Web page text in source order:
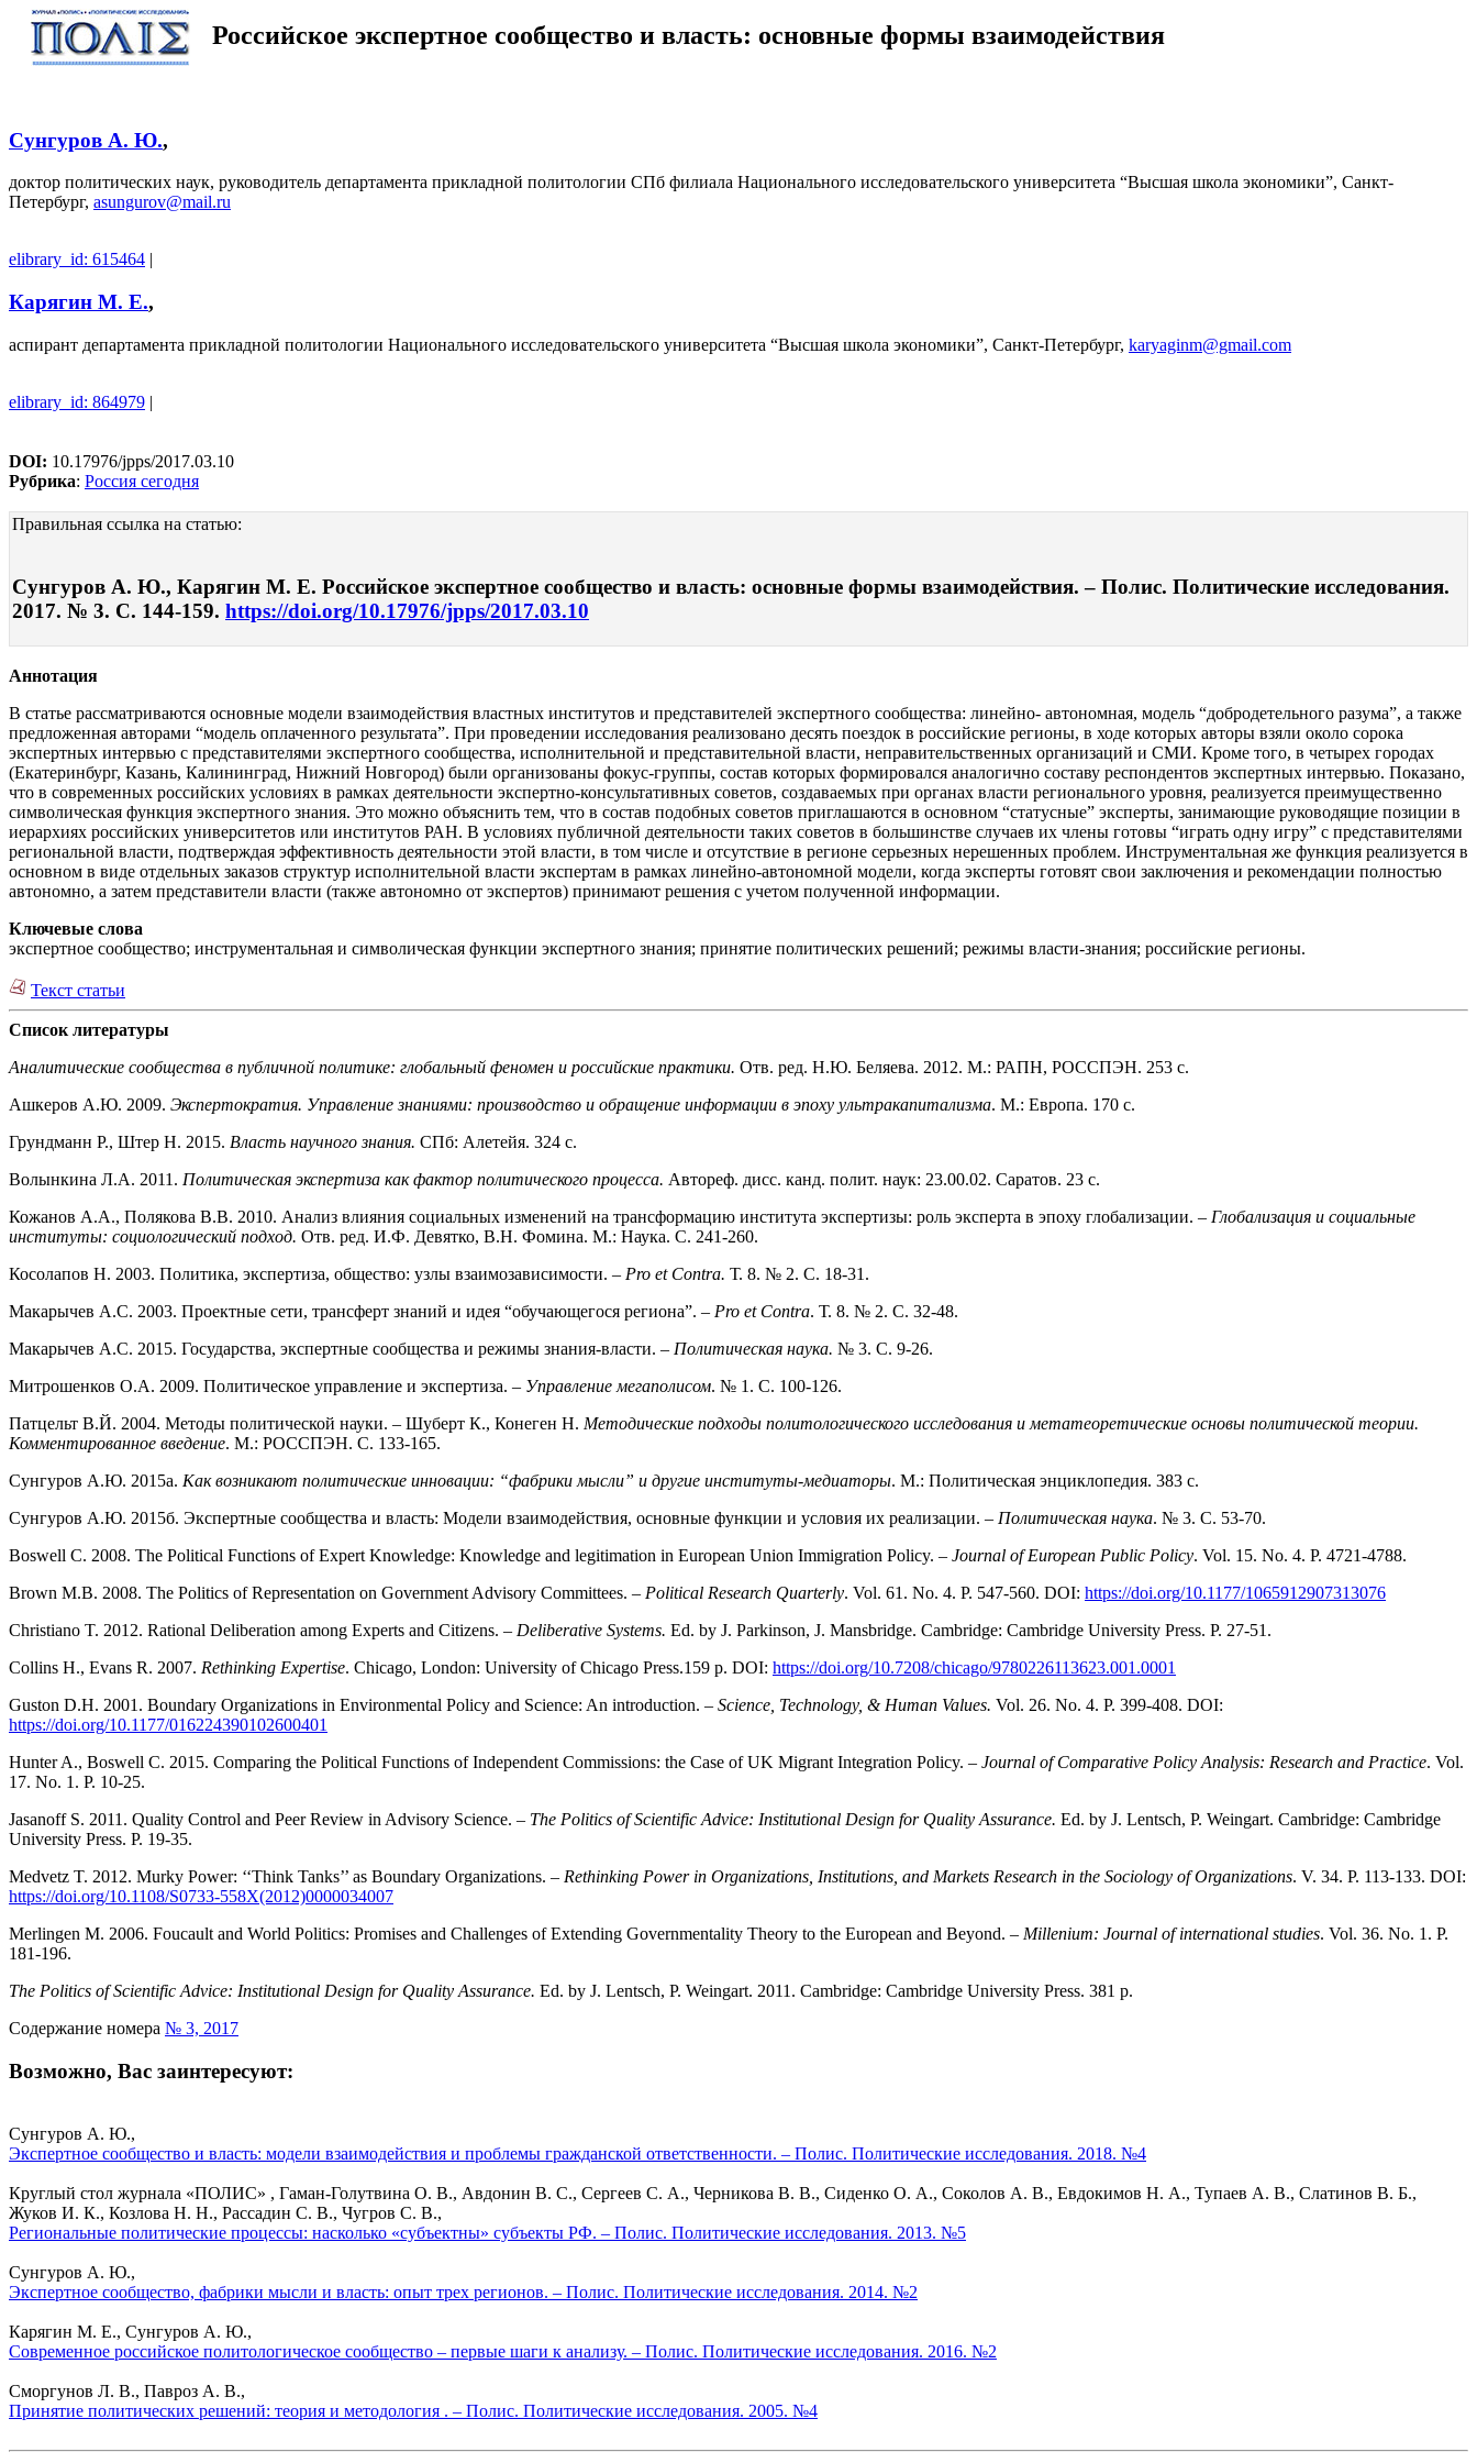
Российское экспертное сообщество и власть: основные формы взаимодействия
Сунгуров А. Ю.,
доктор политических наук, руководитель департамента прикладной политологии СПб филиала Национального исследовательского университета “Высшая школа экономики”, Санкт-
Петербург, asungurov@mail.ru
elibrary_id: 615464 |
Карягин М. Е.,
аспирант департамента прикладной политологии Национального исследовательского университета “Высшая школа экономики”, Санкт-Петербург, karyaginm@gmail.com
elibrary_id: 864979 |
DOI: 10.17976/jpps/2017.03.10
Рубрика: Россия сегодня
Правильная ссылка на статью:
Сунгуров А. Ю., Карягин М. Е. Российское экспертное сообщество и власть: основные формы взаимодействия. – Полис. Политические исследования.
2017. № 3. С. 144-159. https://doi.org/10.17976/jpps/2017.03.10
Аннотация
В статье рассматриваются основные модели взаимодействия властных институтов и представителей экспертного сообщества: линейно- автономная, модель “добродетельного разума”, а также
предложенная авторами “модель оплаченного результата”. При проведении исследования реализовано десять поездок в российские регионы, в ходе которых авторы взяли около сорока
экспертных интервью с представителями экспертного сообщества, исполнительной и представительной власти, неправительственных организаций и СМИ. Кроме того, в четырех городах
(Екатеринбург, Казань, Калининград, Нижний Новгород) были организованы фокус-группы, состав которых формировался аналогично составу респондентов экспертных интервью. Показано,
что в современных российских условиях в рамках деятельности экспертно-консультативных советов, создаваемых при органах власти регионального уровня, реализуется преимущественно
символическая функция экспертного знания. Это можно объяснить тем, что в состав подобных советов приглашаются в основном “статусные” эксперты, занимающие руководящие позиции в
иерархиях российских университетов или институтов РАН. В условиях публичной деятельности таких советов в большинстве случаев их члены готовы “играть одну игру” с представителями
региональной власти, подтверждая эффективность деятельности этой власти, в том числе и отсутствие в регионе серьезных нерешенных проблем. Инструментальная же функция реализуется в
основном в виде отдельных заказов структур исполнительной власти экспертам в рамках линейно-автономной модели, когда эксперты готовят свои заключения и рекомендации полностью
автономно, а затем представители власти (также автономно от экспертов) принимают решения с учетом полученной информации.
Ключевые слова
экспертное сообщество; инструментальная и символическая функции экспертного знания; принятие политических решений; режимы власти-знания; российские регионы.
Текст статьи
Список литературы
Аналитические сообщества в публичной политике: глобальный феномен и российские практики. Отв. ред. Н.Ю. Беляева. 2012. М.: РАПН, РОССПЭН. 253 с.
Ашкеров А.Ю. 2009. Экспертократия. Управление знаниями: производство и обра­щение информации в эпоху ультракапитализма. М.: Европа. 170 с.
Грундманн Р., Штер Н. 2015. Власть научного знания. СПб: Алетейя. 324 с.
Волынкина Л.А. 2011. Политическая экспертиза как фактор политического процес­са. Автореф. дисс. канд. полит. наук: 23.00.02. Саратов. 23 с.
Кожанов А.А., Полякова В.В. 2010. Анализ влияния социальных изменений на трансформацию института экспертизы: роль эксперта в эпоху глобализа­ции. – Глобализация и социальные
институты: социологический подход. Отв. ред. И.Ф. Девятко, В.Н. Фомина. М.: Наука. С. 241-260.
Косолапов Н. 2003. Политика, экспертиза, общество: узлы взаимозависимости. – Pro et Contra. Т. 8. № 2. С. 18-31.
Макарычев А.С. 2003. Проектные сети, трансферт знаний и идея “обучающегося региона”. – Pro et Contra. Т. 8. № 2. С. 32-48.
Макарычев А.С. 2015. Государства, экспертные сообщества и режимы знания-вла­сти. – Политическая наука. № 3. C. 9-26.
Митрошенков О.А. 2009. Политическое управление и экспертиза. – Управление мегаполисом. № 1. С. 100-126.
Патцельт В.Й. 2004. Методы политической науки. – Шуберт К., Конеген Н. Методические подходы политологического исследования и метатеоретические основы политической теории.
Комментированное введение. М.: РОССПЭН. С. 133-165.
Сунгуров А.Ю. 2015а. Как возникают политические инновации: “фабрики мысли” и другие институты-медиаторы. М.: Политическая энциклопедия. 383 с.
Сунгуров А.Ю. 2015б. Экспертные сообщества и власть: Модели взаимодействия, основные функции и условия их реализации. – Политическая наука. № 3. C. 53-70.
Boswell С. 2008. The Political Functions of Expert Knowledge: Knowledge and legiti­mation in European Union Immigration Policy. – Journal of European Public Policy. Vol. 15. No. 4. P. 4721-4788.
Brown M.B. 2008. The Politics of Representation on Government Advisory Committees. – Political Research Quarterly. Vol. 61. No. 4. P. 547-560. DOI: https://doi.org/10.1177/1065912907313076
Christiano T. 2012. Rational Deliberation among Experts and Citizens. – Deliberative Systems. Ed. by J. Parkinson, J. Mansbridge. Cambridge: Cambridge University Press. P. 27-51.
Collins H., Evans R. 2007. Rethinking Expertise. Chicago, London: University of Chicago Press.159 p. DOI: https://doi.org/10.7208/chicago/9780226113623.001.0001
Guston D.H. 2001. Boundary Organizations in Environmental Policy and Science: An introduction. – Science, Technology, & Human Values. Vol. 26. No. 4. P. 399-408. DOI:
https://doi.org/10.1177/016224390102600401
Hunter A., Boswell C. 2015. Comparing the Political Functions of Independent Commissions: the Case of UK Migrant Integration Policy. – Journal of Comparative Policy Analysis: Research and Practice. Vol.
17. No. 1. P. 10-25.
Jasanoff S. 2011. Quality Control and Peer Review in Advisory Science. – The Politics of Scientific Advice: Institutional Design for Quality Assurance. Ed. by J. Lentsch, P. Weingart. Cambridge: Cambridge
University Press. P. 19-35.
Medvetz T. 2012. Murky Power: ‘‘Think Tanks’’ as Boundary Organizations. – Rethinking Power in Organizations, Institutions, and Markets Research in the Sociology of Organizations. V. 34. P. 113-133. DOI:
https://doi.org/10.1108/S0733-558X(2012)0000034007
Merlingen M. 2006. Foucault and World Politics: Promises and Challenges of Extending Governmentality Theory to the European and Beyond. – Millenium: Journal of international studies. Vol. 36. No. 1. P.
181-196.
The Politics of Scientific Advice: Institutional Design for Quality Assurance. Ed. by J. Lentsch, P. Weingart. 2011. Cambridge: Cambridge University Press. 381 p.
Содержание номера № 3, 2017
Возможно, Вас заинтересуют:
Сунгуров А. Ю.,
Экспертное сообщество и власть: модели взаимодействия и проблемы гражданской ответственности. – Полис. Политические исследования. 2018. №4
Круглый стол журнала «ПОЛИС» , Гаман-Голутвина О. В., Авдонин В. С., Сергеев С. А., Черникова В. В., Сиденко О. А., Соколов А. В., Евдокимов Н. А., Тупаев А. В., Слатинов В. Б.,
Жуков И. К., Козлова Н. Н., Рассадин С. В., Чугров С. В.,
Региональные политические процессы: насколько «субъектны» субъекты РФ. – Полис. Политические исследования. 2013. №5
Сунгуров А. Ю.,
Экспертное сообщество, фабрики мысли и власть: опыт трех регионов. – Полис. Политические исследования. 2014. №2
Карягин М. Е., Сунгуров А. Ю.,
Современное российское политологическое сообщество – первые шаги к анализу. – Полис. Политические исследования. 2016. №2
Сморгунов Л. В., Павроз А. В.,
Принятие политических решений: теория и методология . – Полис. Политические исследования. 2005. №4